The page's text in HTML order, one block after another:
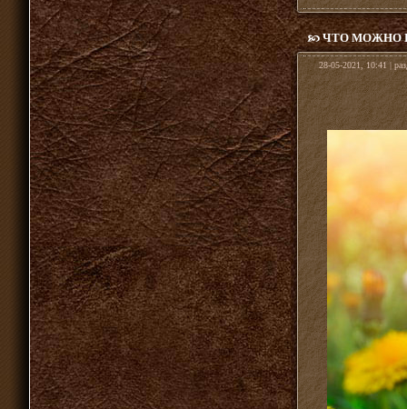
ЧТО МОЖНО
28-05-2021, 10:41 |